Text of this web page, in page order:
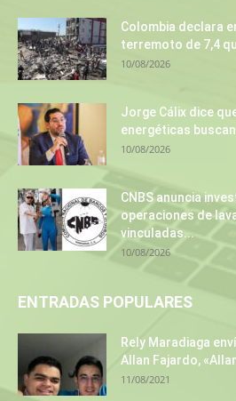
Colombia declara
terremoto de 7,4
10/08/2026
Jorge Cálix dice
energéticas
10/08/2026
CNBS anuncia
operaciones de
vinculadas...
10/08/2026
ENTRADAS POPULARES
Rely Maradiaga
Allan Fajardo,
11/08/2021